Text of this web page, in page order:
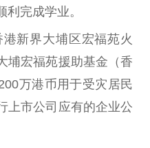
完成学业。
港新界大埔区宏福苑火
埔宏福苑援助基金 （香
万港币用于受灾居民
上市公司应有的企业公